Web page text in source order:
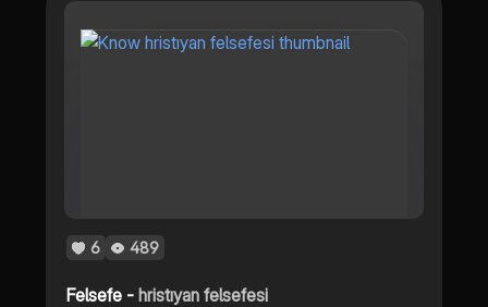
6 489
Felsefe -hristıyan felsefesi